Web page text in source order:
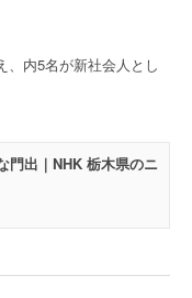
、内5名が新社会人とし
門出｜NHK 栃木県のニ